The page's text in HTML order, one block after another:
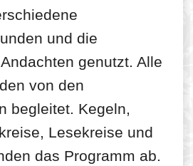
und die
genutzt. Alle
von den
begleitet. Kegeln,
Lesekreise und
das Programm ab.